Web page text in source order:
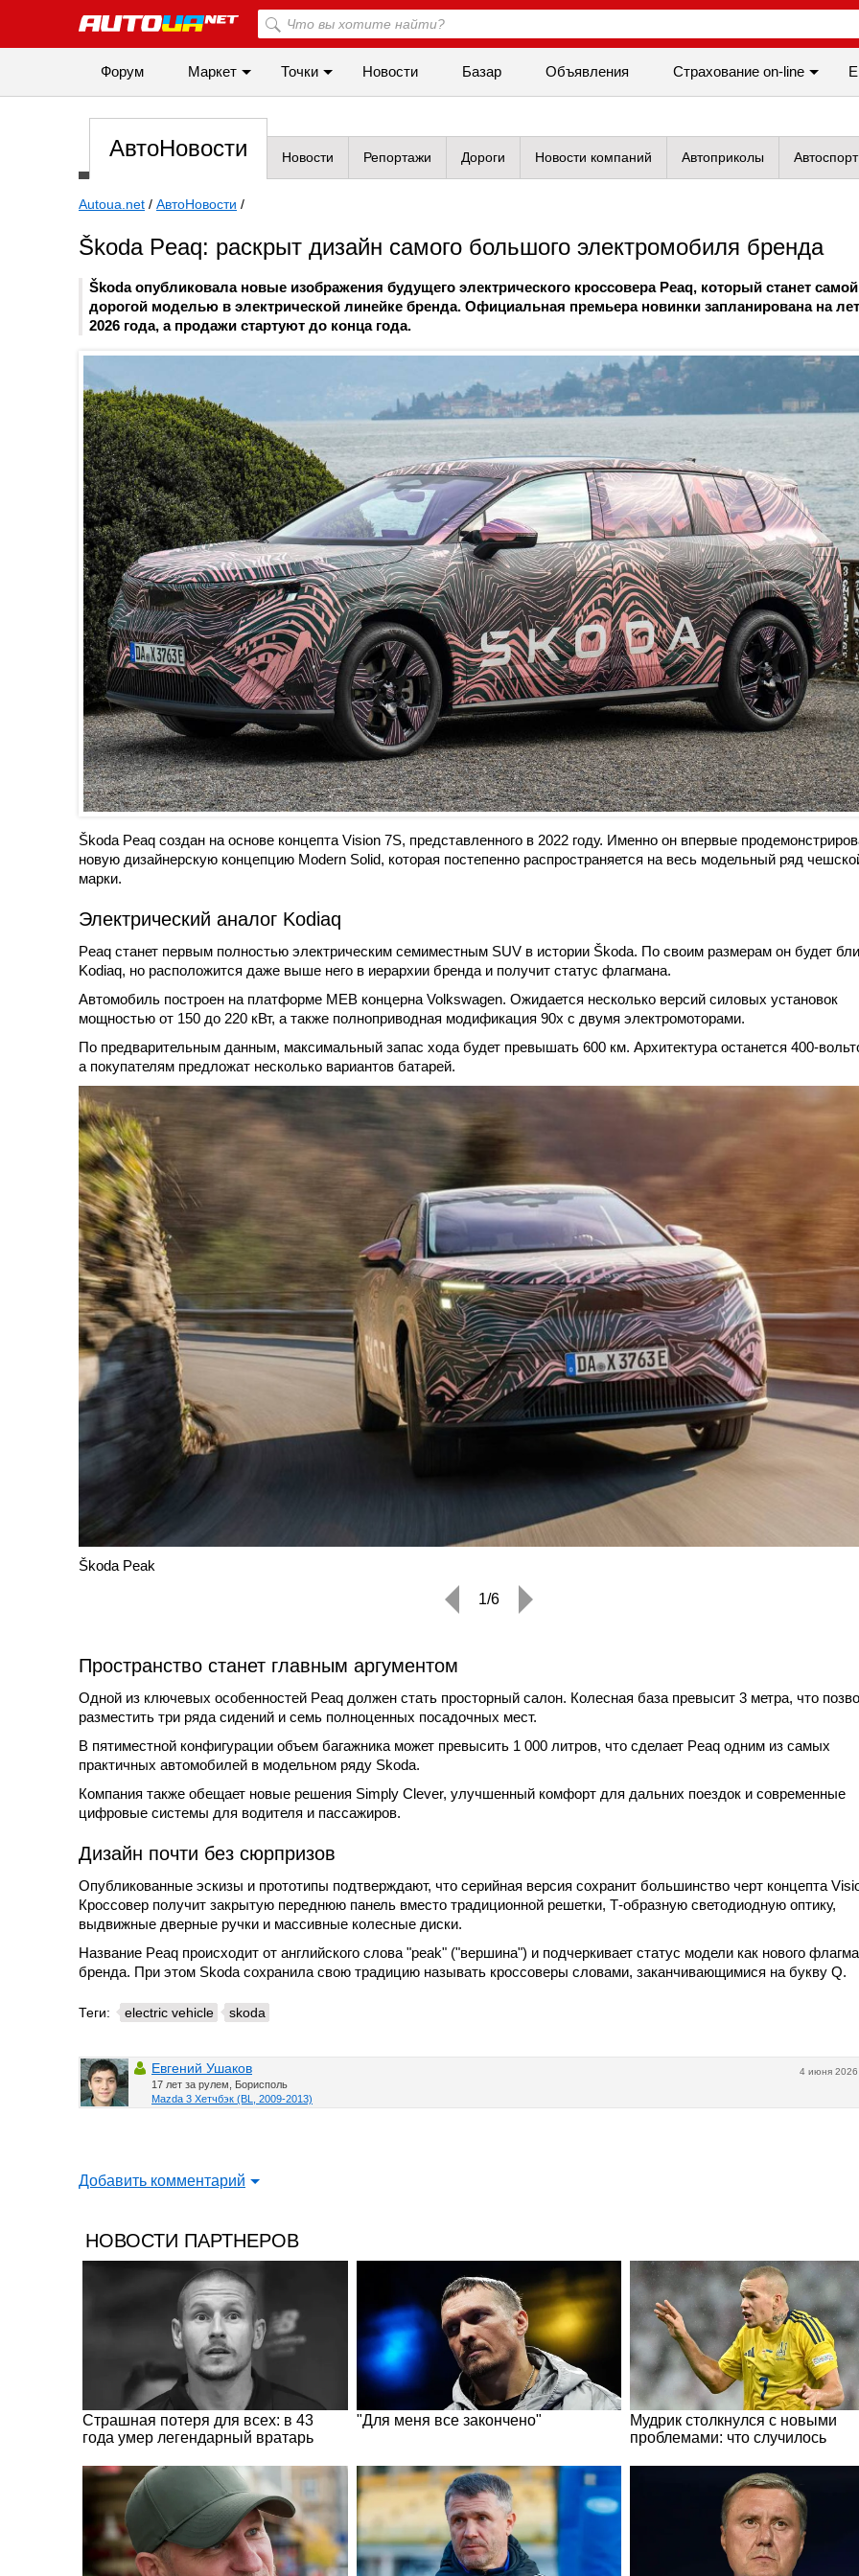
Форум Маркет Точки Новости Базар Объявления Cтрахование on-line
АвтоНовости Новости Репортажи Дороги Новости компаний Автоприколы Автоспорт
Autoua.net / АвтоНовости /
Škoda Peaq: раскрыт дизайн самого большого электромобиля бренда
Škoda опубликовала новые изображения будущего электрического кроссовера Peaq, который станет самой
дорогой моделью в электрической линейке бренда. Официальная премьера новинки запланирована на
2026 года, а продажи стартуют до конца года.
Škoda Peaq создан на основе концепта Vision 7S, представленного в 2022 году. Именно он впервые
новую дизайнерскую концепцию Modern Solid, которая постепенно распространяется на весь модельный ряд
марки.
Электрический аналог Kodiaq
Peaq станет первым полностью электрическим семиместным SUV в истории Škoda. По своим размерам он будет
Kodiaq, но расположится даже выше него в иерархии бренда и получит статус флагмана.
Автомобиль построен на платформе MEB концерна Volkswagen. Ожидается несколько версий силовых установок
мощностью от 150 до 220 кВт, а также полноприводная модификация 90x с двумя электромоторами.
По предварительным данным, максимальный запас хода будет превышать 600 км. Архитектура останется 400-
а покупателям предложат несколько вариантов батарей.
Škoda Peak
1/6
Пространство станет главным аргументом
Одной из ключевых особенностей Peaq должен стать просторный салон. Колесная база превысит 3 метра, что
разместить три ряда сидений и семь полноценных посадочных мест.
В пятиместной конфигурации объем багажника может превысить 1 000 литров, что сделает Peaq одним из самых
практичных автомобилей в модельном ряду Skoda.
Компания также обещает новые решения Simply Clever, улучшенный комфорт для дальних поездок и современные
цифровые системы для водителя и пассажиров.
Дизайн почти без сюрпризов
Опубликованные эскизы и прототипы подтверждают, что серийная версия сохранит большинство черт концепта
Кроссовер получит закрытую переднюю панель вместо традиционной решетки, Т-образную светодиодную оптику,
выдвижные дверные ручки и массивные колесные диски.
Название Peaq происходит от английского слова "peak" ("вершина") и подчеркивает статус модели как нового
бренда. При этом Skoda сохранила свою традицию называть кроссоверы словами, заканчивающимися на букву Q.
Теги: electric vehicle skoda
4 июня
Евгений Ушаков
17 лет за рулем, Борисполь
Mazda 3 Хетчбэк (BL, 2009-2013)
Добавить комментарий